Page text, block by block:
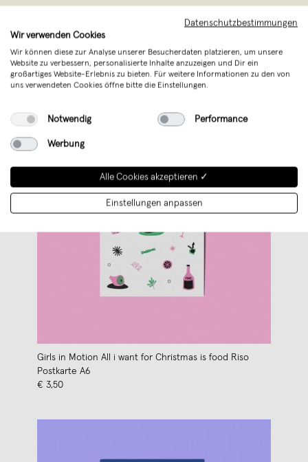
Weiterlesen
Girls in Motion All i want for Christmas is food Riso
Postkarte A6
€ 3,50
Datenschutzbestimmungen
Wir verwenden Cookies
Wir können diese zur Analyse unserer Besucherdaten platzieren, um unsere
Website zu verbessern, personalisierte Inhalte anzuzeigen und Dir ein
großartiges Website-Erlebnis zu bieten. Für weitere Informationen zu den von
uns verwendeten Cookies öffne bitte die Einstellungen.
Notwendig Performance
Werbung
Alle Cookies akzeptieren ✓
Einstellungen anpassen